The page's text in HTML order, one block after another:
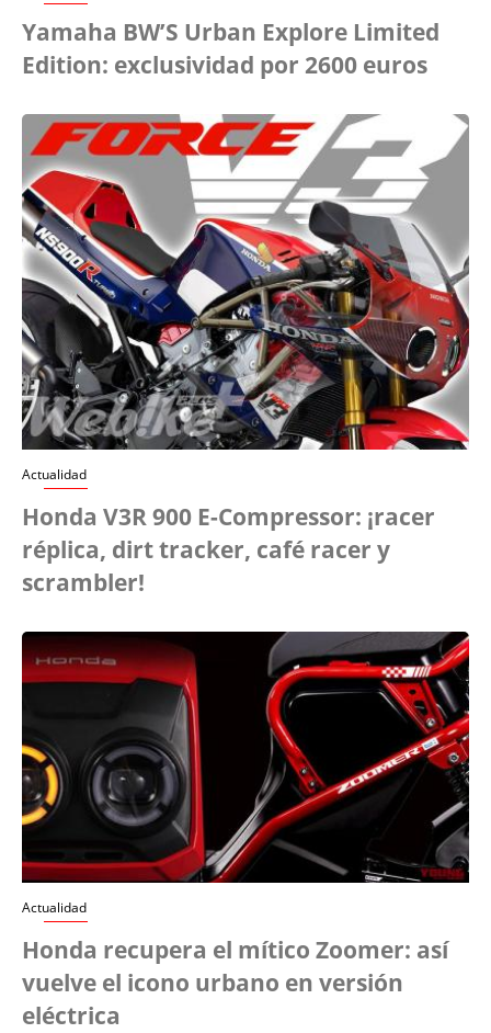
Yamaha BW’S Urban Explore Limited
Edition: exclusividad por 2600 euros
Actualidad
Honda V3R 900 E-Compressor: ¡racer
réplica, dirt tracker, café racer y
scrambler!
Actualidad
Honda recupera el mítico Zoomer: así
vuelve el icono urbano en versión
eléctrica